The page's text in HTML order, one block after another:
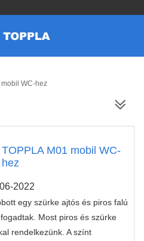
mobil WC-hez
M01 mobil WC-
hez
2022
egy szürke ajtós és piros falú
Most piros és szürke
rendelkezünk. A színt